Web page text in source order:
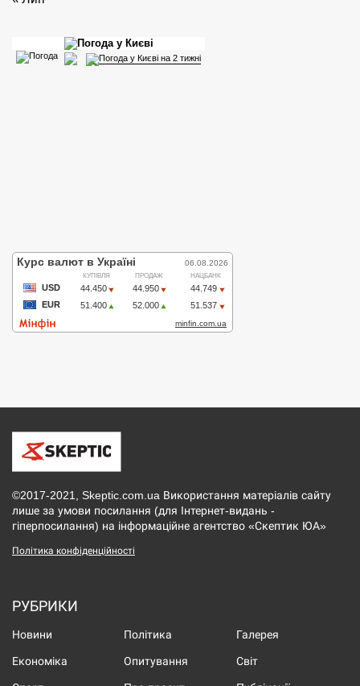
©2017-2021, Skeptic.com.ua Використання матеріалів сайту
лише за умови посилання (для Інтернет-видань -
гіперпосилання) на інформаційне агентство «Скептик ЮА»
Політика конфіденційності
РУБРИКИ
Новини Політика Галерея
Економіка Опитування Світ